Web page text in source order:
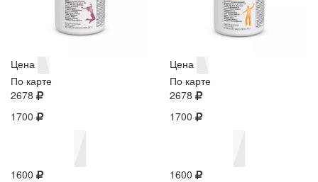
Цена
По карте
2678
1700
1600
Цена
По карте
2678
1700
1600